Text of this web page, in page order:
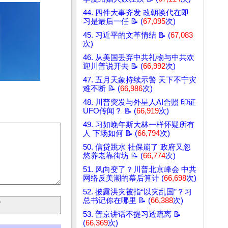
44. 四件大事齐发 改朝换代在即
习是最后一任 📝 (67,095次)
45. 习近平的文革情结 📝 (67,083
次)
46. 从美国丢弃中共礼物与中共欢
迎川普说开去 📝 (66,992次)
47. 五月天象持续示警 天下不宁灾
难不断 📝 (66,986次)
48. 川普突发与外星人AI合照 印证
UFO传闻？ 📝 (66,919次)
49. 习如晚年斯大林一样怀疑所有
人 下场如何 📝 (66,794次)
50. 信贷跳水 社保崩了 政府又忽
悠养老靠街坊 📝 (66,774次)
51. 风向变了？川普北京峰会 中共
网络反美潮的幕后算计 (66,698次)
52. 披露洪灾被指“以灾乱国”？习
总书记你在哪里 📝 (66,388次)
53. 普京讲话不提习透疏离 📝
(66,369次)